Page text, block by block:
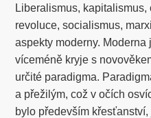
Liberalismus,
revoluce, socialismus,
aspekty moderny.
víceméně kryje s
určité paradigma.
a přežilým, což v očích
bylo především